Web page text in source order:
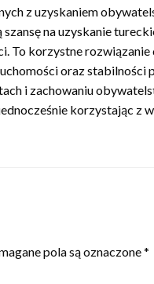
z uzyskaniem
na uzyskanie
To korzystne
oraz stabilności
i zachowaniu
korzystając z
pola są oznaczone*